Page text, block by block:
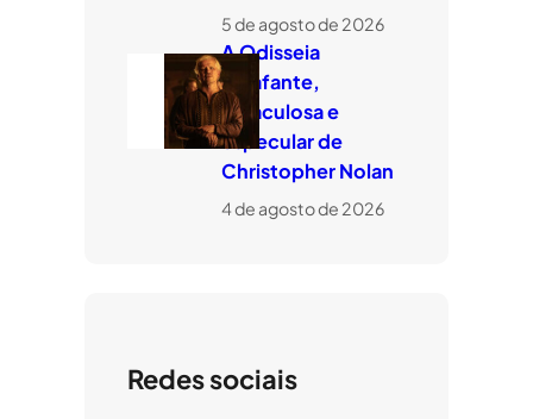
5 de agosto de 2026
A Odisseia
estafante,
miraculosa e
especular de
Christopher Nolan
4 de agosto de 2026
Redes sociais